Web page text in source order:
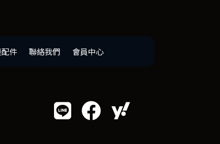
件 聯絡我們 會員中心